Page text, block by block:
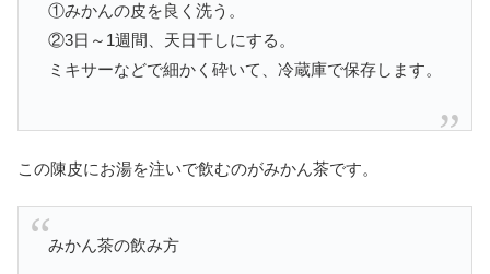
①みかんの皮を良く洗う。
②3日～1週間、天日干しにする。
ミキサーなどで細かく砕いて、冷蔵庫で保存します。
この陳皮にお湯を注いで飲むのがみかん茶です。
みかん茶の飲み方